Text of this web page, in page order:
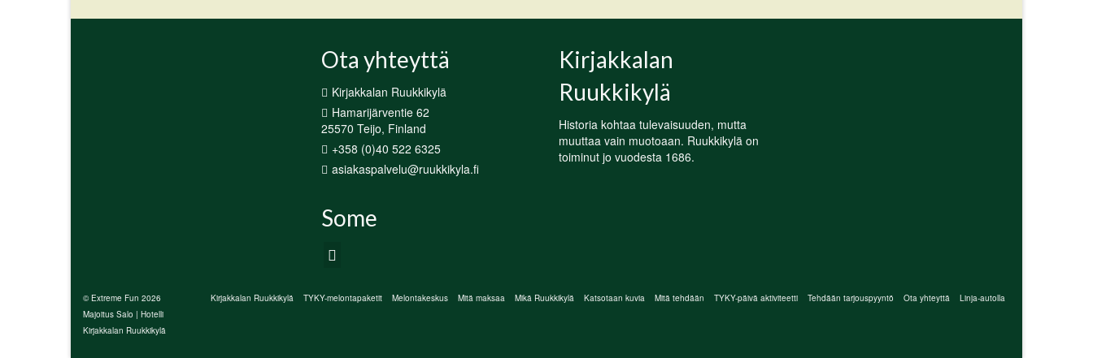
Ota yhteyttä
Kirjakkalan Ruukkikylä
Hamarijärventie 62
25570 Teijo, Finland
+358 (0)40 522 6325
asiakaspalvelu@ruukkikyla.fi
Some
Kirjakkalan
Ruukkikylä
Historia kohtaa tulevaisuuden, mutta
muuttaa vain muotoaan. Ruukkikylä on
toiminut jo vuodesta 1686.
Kirjakkalan Ruukkikylä TYKY-melontapaketit Melontakeskus Mitä maksaa Mikä Ruukkikylä Katsotaan kuvia Mitä tehdään TYKY-päivä aktiviteetti Tehdään tarjouspyyntö Ota yhteyttä Linja-autolla
© Extreme Fun 2026
Majoitus Salo | Hotelli
Kirjakkalan Ruukkikylä